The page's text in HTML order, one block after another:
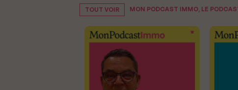
TOUT VOIR MON PODCAST IMMO, LE